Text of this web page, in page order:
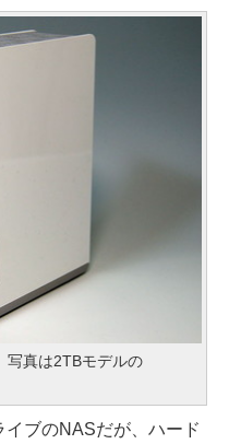
写真は2TBモデルの
ブのNASだが、ハード